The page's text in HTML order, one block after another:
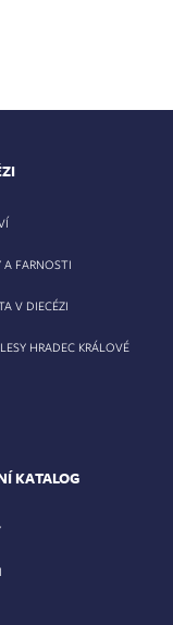
A FARNOSTI
V DIECÉZI
HRADEC KRÁLOVÉ
KATALOG